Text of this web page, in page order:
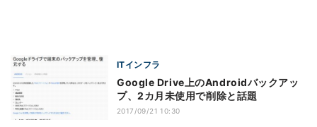
ITインフラ
Google Drive上のAndroidバックアッ
プ、2カ月未使用で削除と話題
2017/09/21 10:30